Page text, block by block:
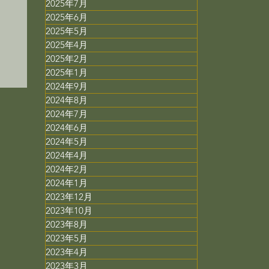
2025年7月
2025年6月
2025年5月
2025年4月
2025年2月
2025年1月
2024年9月
2024年8月
2024年7月
2024年6月
2024年5月
2024年4月
2024年2月
2024年1月
2023年12月
2023年10月
2023年8月
2023年5月
2023年4月
2023年3月